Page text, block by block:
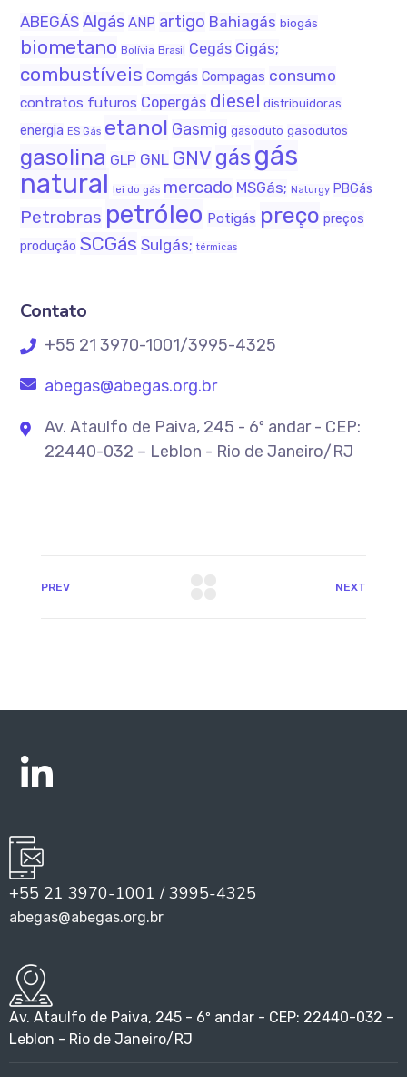
ABEGÁS Algás ANP artigo Bahiagás biogás
biometano Bolívia Brasil Cegás Cigás;
combustíveis Comgás Compagas consumo
contratos futuros Copergás diesel distribuidoras
energia ES Gás etanol Gasmig gasoduto gasodutos
gasolina GLP GNL GNV gás gás
natural lei do gás mercado MSGás; Naturgy PBGás
Petrobras petróleo Potigás preço preços
produção SCGás Sulgás; térmicas
Contato
+55 21 3970-1001/3995-4325
abegas@abegas.org.br
Av. Ataulfo de Paiva, 245 - 6º andar - CEP:
22440-032 – Leblon - Rio de Janeiro/RJ
PREV NEXT
+55 21 3970-1001 / 3995-4325
abegas@abegas.org.br
Av. Ataulfo de Paiva, 245 - 6º andar - CEP: 22440-032 –
Leblon - Rio de Janeiro/RJ